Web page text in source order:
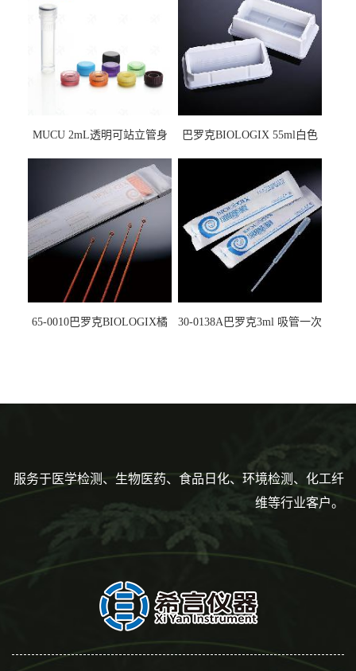
MUCU 2mL透明可站立管身
巴罗克BIOLOGIX 55ml白色
马射线灭菌25-0051
65-0010巴罗克BIOLOGIX橘
30-0138A巴罗克3ml 吸管一次
服务于医学检测、生物医药、食品日化、环境检测、化工纤
维等行业客户。